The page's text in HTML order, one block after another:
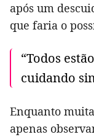
após um
que faria o
“Todos
cuidando
Enquanto
apenas